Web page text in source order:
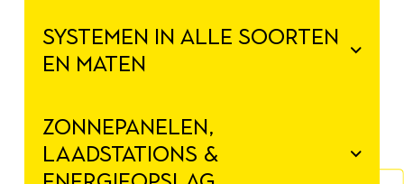
SYSTEMEN IN ALLE SOORTEN
EN MATEN
ZONNEPANELEN,
LAADSTATIONS &